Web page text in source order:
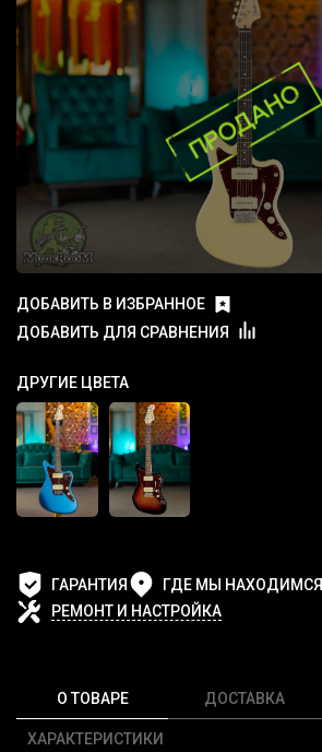
ДОБАВИТЬ В ИЗБРАННОЕ
ДОБАВИТЬ ДЛЯ СРАВНЕНИЯ
ДРУГИЕ ЦВЕТА
ГАРАНТИЯ
ГДЕ МЫ НАХОДИМСЯ
РЕМОНТ И НАСТРОЙКА
О ТОВАРЕ
ХАРАКТЕРИСТИКИ
ДОСТАВКА